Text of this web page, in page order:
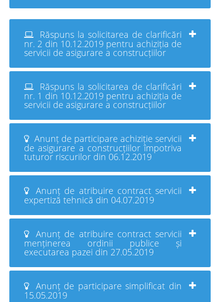
Răspuns la solicitarea de clarificări
nr. 2 din 10.12.2019 pentru achiziția de
servicii de asigurare a construcțiilor
Răspuns la solicitarea de clarificări
nr. 1 din 10.12.2019 pentru achiziția de
servicii de asigurare a construcțiilor
Anunț de participare achiziție servicii
de asigurare a construcțiilor împotriva
tuturor riscurilor din 06.12.2019
Anunț de atribuire contract servicii
expertiză tehnică din 04.07.2019
Anunț de atribuire contract servicii
menținerea ordinii publice și
executarea pazei din 27.05.2019
Anunț de participare simplificat din
15.05.2019